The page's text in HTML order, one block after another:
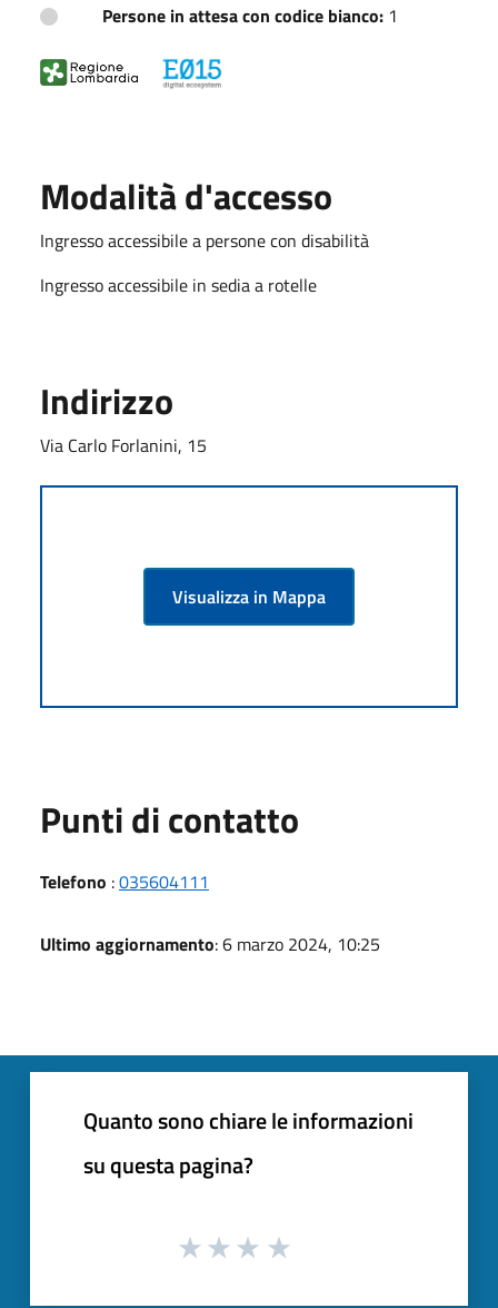
Persone in attesa con codice bianco: 1
Modalità d'accesso
Ingresso accessibile a persone con disabilità
Ingresso accessibile in sedia a rotelle
Indirizzo
Via Carlo Forlanini, 15
Visualizza in Mappa
Punti di contatto
Telefono :035604111
Ultimo aggiornamento: 6 marzo 2024, 10:25
Quanto sono chiare le informazioni
su questa pagina?